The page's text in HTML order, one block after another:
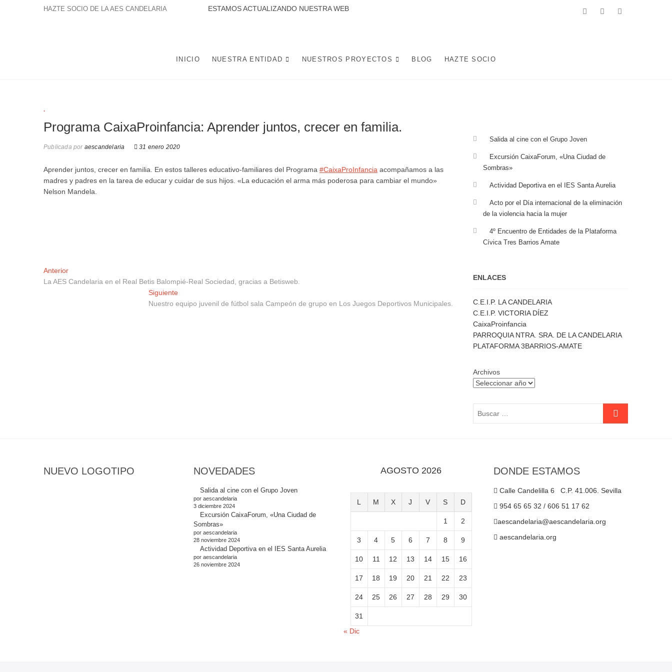
HAZTE SOCIO DE LA AES CANDELARIA ESTAMOS ACTUALIZANDO NUESTRA WEB facebooktwitter
MEJOREN LA VIDA Y CONVIVENCIA DE LOS VECINOS.
INICIO NUESTRA ENTIDAD NUESTROS PROYECTOS BLOG HAZTE SOCIO
.
Programa CaixaProinfancia: Aprender juntos, crecer en familia.
Publicada poraescandelaria 31 enero 2020
Aprender juntos, crecer en familia. En estos talleres educativo-familiares del Programa #CaixaProInfancia acompañamos a las
madres y padres en la tarea de educar y cuidar de sus hijos. «La educación el arma más poderosa para cambiar el mundo»
Nelson Mandela.
Navegación
de
AnteriorEntrada
anterior:
La AES Candelaria en el Real Betis Balompié-Real Sociedad, gracias a Betisweb.
SiguienteEntrada
siguiente:
Nuestro equipo juvenil de fútbol sala Campeón de grupo en Los Juegos Deportivos Municipales.
Salida al cine con el Grupo Joven
Excursión CaixaForum, «Una Ciudad de
Sombras»
Actividad Deportiva en el IES Santa Aurelia
Acto por el Día internacional de la eliminación
de la violencia hacia la mujer
4º Encuentro de Entidades de la Plataforma
Cívica Tres Barrios Amate
ENLACES
C.E.I.P. LA CANDELARIA
C.E.I.P. VICTORIA DÍEZ
CaixaProinfancia
PARROQUIA NTRA. SRA. DE LA CANDELARIA
PLATAFORMA 3BARRIOS-AMATE
Archivos
Buscar
NUEVO LOGOTIPO NOVEDADES
Salida al cine con el Grupo Joven
por aescandelaria
3 diciembre 2024
Excursión CaixaForum, «Una Ciudad de
Sombras»
por aescandelaria
28 noviembre 2024
Actividad Deportiva en el IES Santa Aurelia
por aescandelaria
26 noviembre 2024
AGOSTO 2026
L M X J V S D
1 2
3 4 5 6 7 8 9
10 11 12 13 14 15 16
17 18 19 20 21 22 23
24 25 26 27 28 29 30
31
« Dic
DONDE ESTAMOS
Calle Candelilla 6 C.P. 41.006. Sevilla
954 65 65 32 / 606 51 17 62
aescandelaria@aescandelaria.org
aescandelaria.org